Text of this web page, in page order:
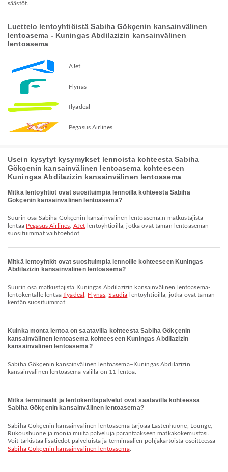
säästöt.
Luettelo lentoyhtiöistä Sabiha Gökçenin kansainvälinen
lentoasema - Kuningas Abdilazizin kansainvälinen
lentoasema
AJet
Flynas
flyadeal
Pegasus Airlines
Usein kysytyt kysymykset lennoista kohteesta Sabiha
Gökçenin kansainvälinen lentoasema kohteeseen
Kuningas Abdilazizin kansainvälinen lentoasema
Mitkä lentoyhtiöt ovat suosituimpia lennoilla kohteesta Sabiha
Gökçenin kansainvälinen lentoasema?
Suurin osa Sabiha Gökçenin kansainvälinen lentoasema:n matkustajista
lentää Pegasus Airlines AJet-lentoyhtiöillä, jotka ovat tämän lentoaseman
suosituimmat vaihtoehdot.
Mitkä lentoyhtiöt ovat suosituimpia lennoille kohteeseen Kuningas
Abdilazizin kansainvälinen lentoasema?
Suurin osa matkustajista Kuningas Abdilazizin kansainvälinen lentoasema-
lentokentälle lentää flyadeal Flynas ,Saudia-lentoyhtiöillä, jotka ovat tämän
kentän suosituimmat.
Kuinka monta lentoa on saatavilla kohteesta Sabiha Gökçenin
kansainvälinen lentoasema kohteeseen Kuningas Abdilazizin
kansainvälinen lentoasema?
Sabiha Gökçenin kansainvälinen lentoasema–Kuningas Abdilazizin
kansainvälinen lentoasema välillä on 11 lentoa.
Mitkä terminaalit ja lentokenttäpalvelut ovat saatavilla kohteessa
Sabiha Gökçenin kansainvälinen lentoasema?
Sabiha Gökçenin kansainvälinen lentoasema tarjoaa Lastenhuone, Lounge,
Rukoushuone ja monia muita palveluja parantaakseen matkakokemustasi.
Voit tarkistaa lisätiedot palveluista ja terminaalien pohjakartoista osoitteessa
Sabiha Gökçenin kansainvälinen lentoasema.